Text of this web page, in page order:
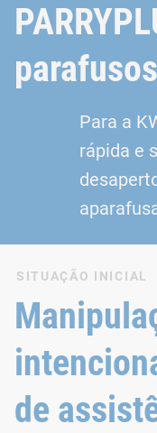
parafusos
Para a
rápida e
SITUAÇÃO INICIAL
de